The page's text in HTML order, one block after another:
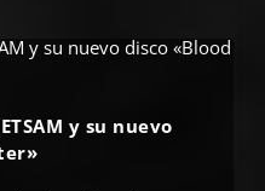
y su nuevo